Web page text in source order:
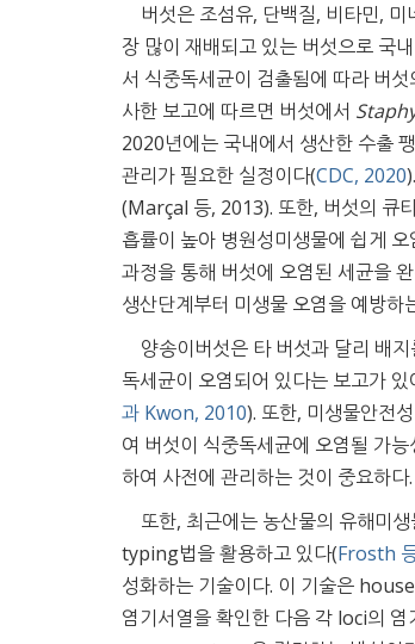
버섯은 조섬유, 단백질, 비타민,
장 많이 재배되고 있는 버섯으로 국
서 식중독세균이 검출됨에 따라 버
사한 보고에 따르면 버섯에서
2020년에는 국내에서 생산한 수출
관리가 필요한 실정이다(CDC, 2020
(Marçal 등, 2013). 또한, 버섯의 큐
흡률이 높아 병원성미생물에 쉽게
과정을 통해 버섯에 오염된 세균을
생산단계부터 미생물 오염을 예방하
양송이버섯은 타 버섯과 달리 배
독세균이 오염되어 있다는 보고가
과 Kwon, 2010). 또한, 미생물안전
여 버섯이 식중독세균에 오염될 가
하여 사전에 관리하는 것이 중요하다.
또한, 최근에는 농산물의 유해미
typing법을 활용하고 있다(Frosth
성화하는 기술이다. 이 기술은
염기서열을 확인한 다음 각 loci의